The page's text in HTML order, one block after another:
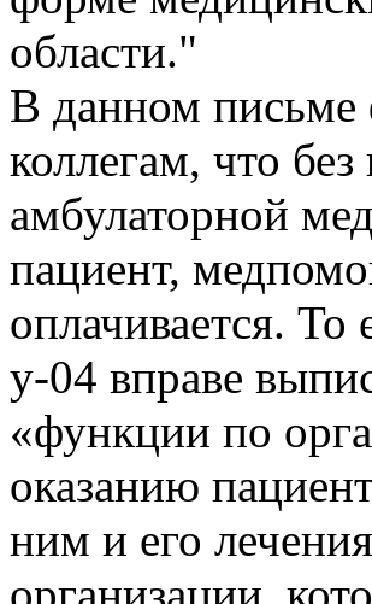
области."
В данном письме
коллегам, что
амбулаторной
пациент,
оплачивается.
у-04 вправе
«функции по
оказанию
ним и его